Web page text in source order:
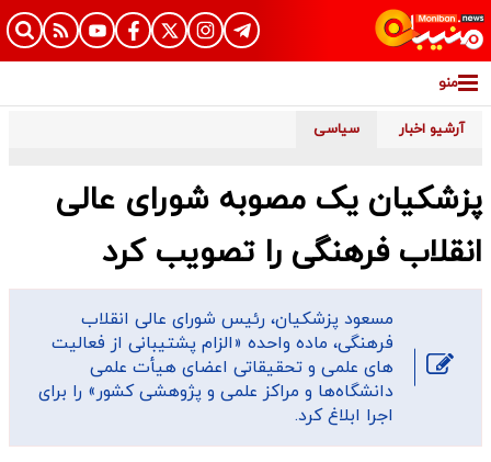
منو
آرشیو اخبار سیاسی
پزشکیان یک مصوبه شورای عالی
انقلاب فرهنگی را تصویب کرد
مسعود پزشکیان، رئیس شورای عالی انقلاب
فرهنگی، ماده واحده «الزام پشتیبانی از فعالیت­‌
های علمی و تحقیقاتی اعضای هیأت علمی
دانشگاه‌­ها و مراکز علمی و پژوهشی کشور» را برای
اجرا ابلاغ کرد.